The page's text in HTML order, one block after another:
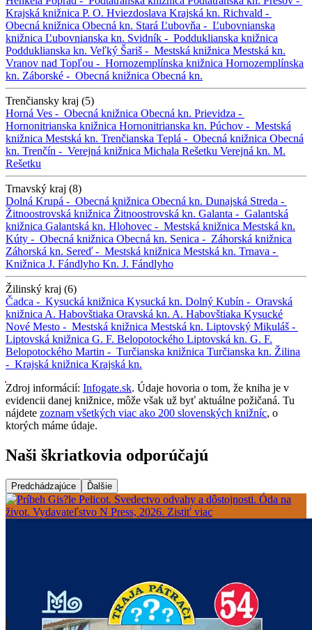
Krajská knižnica P. O. Hviezdoslava Krajská kn. Richvald -
Obecná knižnica Obecná kn. Stará Ľubovňa - Ľubovnianska
knižnica Ľubovnianska kn. Svidník - Podduklianska knižnica
Podduklianska kn. Veľký Šariš - Mestská knižnica Mestská kn.
Vranov nad Topľou - Hornozemplínska knižnica Hornozemplínska
kn. Záborské - Obecná knižnica Obecná kn.
Trenčiansky kraj (5)
Horná Ves - Obecná knižnica Obecná kn. Prievidza -
Hornonitrianska knižnica Hornonitrianska kn. Púchov - Mestská
knižnica Mestská kn. Trenčianska Teplá - Obecná knižnica Obecná
kn. Trenčín - Verejná knižnica Michala Rešetku Verejná kn. M.
Rešetku
Trnavský kraj (8)
Dolná Krupá - Obecná knižnica Obecná kn. Dunajská Streda -
Žitnoostrovská knižnica Žitnoostrovská kn. Galanta - Galantská
knižnica Galantská kn. Hlohovec - Mestská knižnica Mestská kn.
Kúty - Obecná knižnica Obecná kn. Senica - Záhorská knižnica
Záhorská kn. Sereď - Mestská knižnica Mestská kn. Trnava -
Knižnica J. Fándlyho Kn. J. Fándlyho
Žilinský kraj (6)
Čadca - Kysucká knižnica Kysucká kn. Dolný Kubín - Oravská
knižnica A. Habovštiaka Oravská kn. A. Habovštiaka Kysucké
Nové Mesto - Mestská knižnica Mestská kn. Liptovský Mikuláš -
Liptovská knižnica G. F. Belopotockého Liptovská kn. G. F.
Belopotockého Martin - Turčianska knižnica Turčianska kn. Žilina
- Krajská knižnica Krajská kn.
Zdroj informácií: Infogate.sk. Údaje hovoria o tom, že kniha je v
evidencii danej knižnice, môže však už byť aktuálne požičaná. Tu
nájdete zoznam všetkých viac ako 200 slovenských knižníc, o
ktorých máme údaje.
Naši škriatkovia odporúčajú
Predchádzajúce Ďalšie